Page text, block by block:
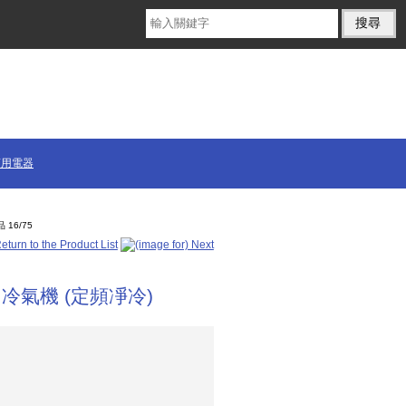
電器
16/75
氣機 (定頻凈冷)